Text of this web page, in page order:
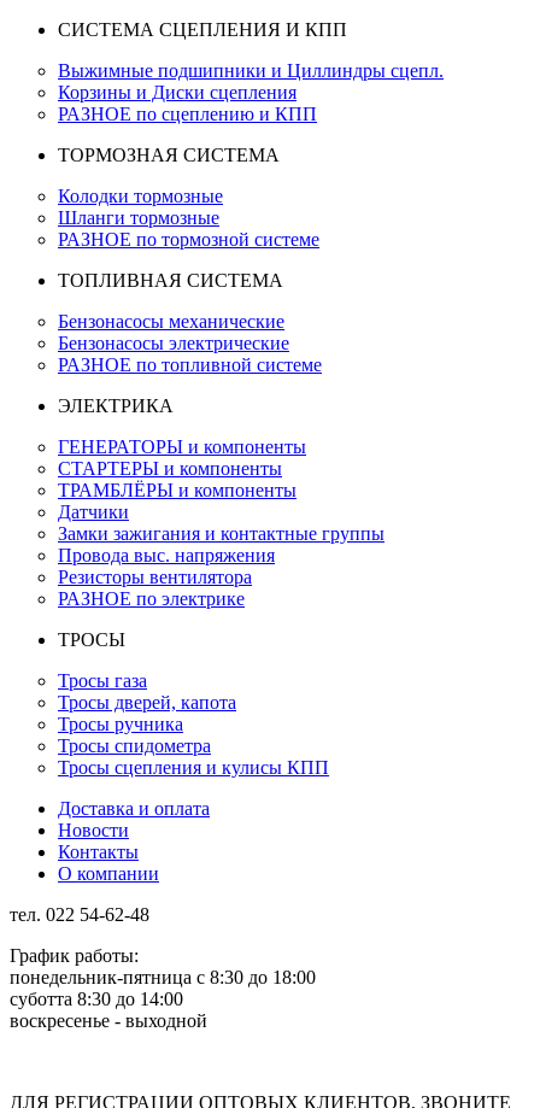
СИСТЕМА СЦЕПЛЕНИЯ И КПП
Выжимные подшипники и Циллиндры сцепл.
Корзины и Диски сцепления
РАЗНОЕ по сцеплению и КПП
ТОРМОЗНАЯ СИСТЕМА
Колодки тормозные
Шланги тормозные
РАЗНОЕ по тормозной системе
ТОПЛИВНАЯ СИСТЕМА
Бензонасосы механические
Бензонасосы электрические
РАЗНОЕ по топливной системе
ЭЛЕКТРИКА
ГЕНЕРАТОРЫ и компоненты
СТАРТЕРЫ и компоненты
ТРАМБЛЁРЫ и компоненты
Датчики
Замки зажигания и контактные группы
Провода выс. напряжения
Резисторы вентилятора
РАЗНОЕ по электрике
ТРОСЫ
Тросы газа
Тросы дверей, капота
Тросы ручника
Тросы спидометра
Тросы сцепления и кулисы КПП
Доставка и оплата
Новости
Контакты
О компании
тел. 022 54-62-48
График работы:
понедельник-пятница с 8:30 до 18:00
суботта 8:30 до 14:00
воскресенье - выходной
ДЛЯ РЕГИСТРАЦИИ ОПТОВЫХ КЛИЕНТОВ, ЗВОНИТЕ